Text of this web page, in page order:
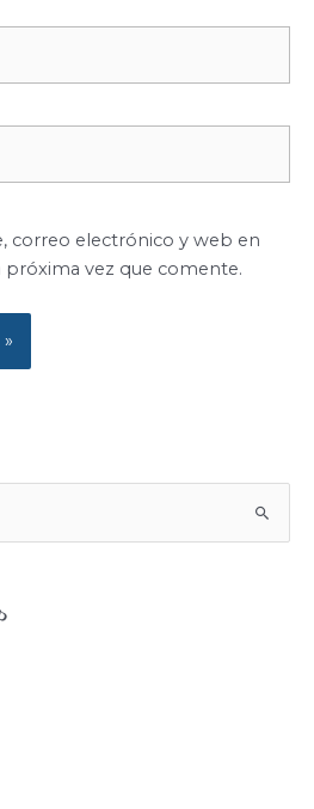
correo electrónico y web en
próxima vez que comente.